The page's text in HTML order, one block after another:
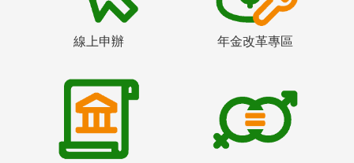
線上申辦 年金改革專區